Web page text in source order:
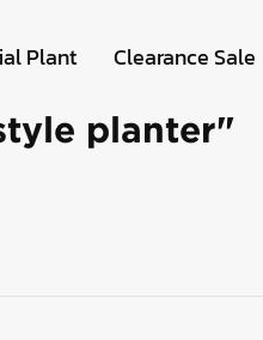
Plant Clearance Sale
planter"